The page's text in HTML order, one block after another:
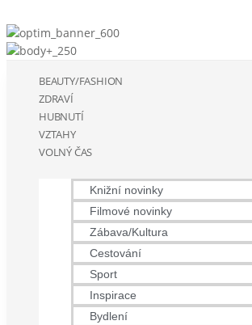
BEAUTY/FASHION
ZDRAVÍ
HUBNUTÍ
VZTAHY
VOLNÝ ČAS
Knižní novinky
Filmové novinky
Zábava/Kultura
Cestování
Sport
Inspirace
Bydlení